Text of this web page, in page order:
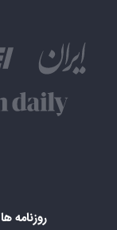
روزنامه ها